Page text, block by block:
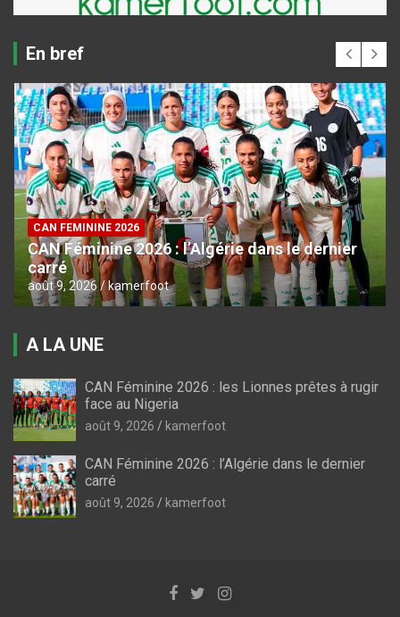
En bref
CAN FEMININE 2026
CAN Féminine 2026 : l’Algérie dans le dernier
carré
août 9, 2026 kamerfoot
A LA UNE
CAN Féminine 2026 : les Lionnes prêtes à rugir
face au Nigeria
août 9, 2026 kamerfoot
CAN Féminine 2026 : l’Algérie dans le dernier
carré
août 9, 2026 kamerfoot